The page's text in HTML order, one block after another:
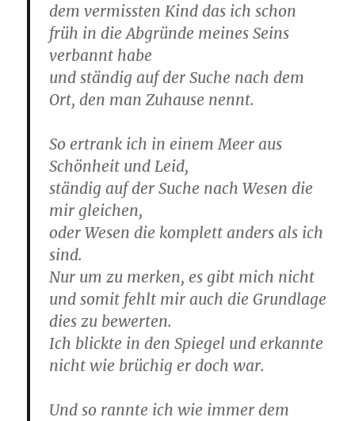
dem vermissten Kind das ich schon
früh in die Abgründe meines Seins
verbannt habe
und ständig auf der Suche nach dem
Ort, den man Zuhause nennt.
So ertrank ich in einem Meer aus
Schönheit und Leid,
ständig auf der Suche nach Wesen die
mir gleichen,
oder Wesen die komplett anders als ich
sind.
Nur um zu merken, es gibt mich nicht
und somit fehlt mir auch die Grundlage
dies zu bewerten.
Ich blickte in den Spiegel und erkannte
nicht wie brüchig er doch war.
Und so rannte ich wie immer dem